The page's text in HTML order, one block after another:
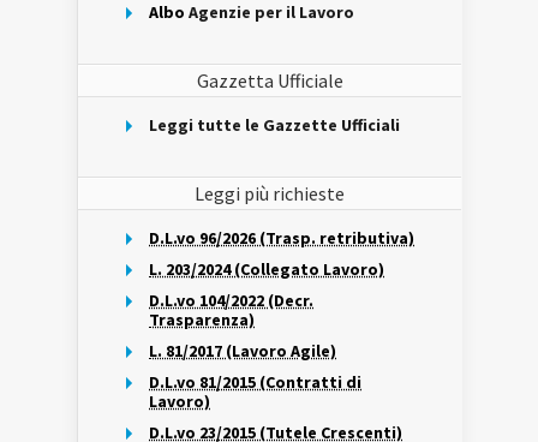
Albo Agenzie per il Lavoro
Gazzetta Ufficiale
Leggi tutte le Gazzette Ufficiali
Leggi più richieste
D.L.vo 96/2026 (Trasp. retributiva)
L. 203/2024 (Collegato Lavoro)
D.L.vo 104/2022 (Decr.
Trasparenza)
L. 81/2017 (Lavoro Agile)
D.L.vo 81/2015 (Contratti di
Lavoro)
D.L.vo 23/2015 (Tutele Crescenti)